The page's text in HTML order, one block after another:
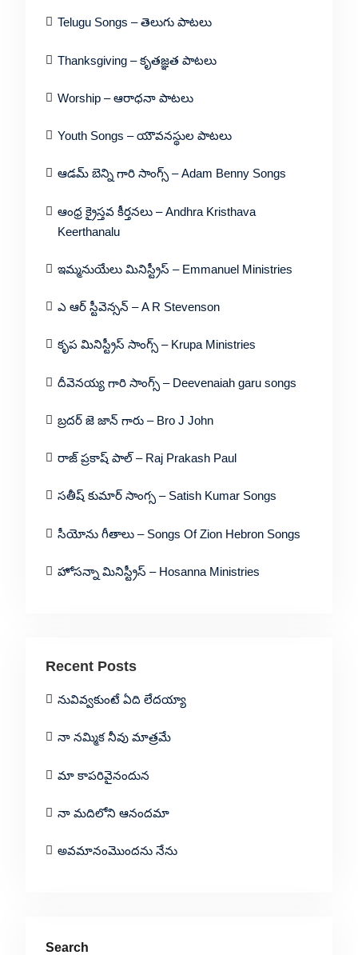
Telugu Songs – తెలుగు పాటలు
Thanksgiving – కృతజ్ఞత పాటలు
Worship – ఆరాధనా పాటలు
Youth Songs – యౌవనస్థుల పాటలు
ఆడమ్ బెన్ని గారి సాంగ్స్ – Adam Benny Songs
ఆంధ్ర క్రైస్తవ కీర్తనలు – Andhra Kristhava
Keerthanalu
ఇమ్మనుయేలు మినిస్ట్రీస్ – Emmanuel Ministries
ఎ ఆర్ స్టీవెన్సన్ – A R Stevenson
కృప మినిస్ట్రీస్ సాంగ్స్ – Krupa Ministries
దీవెనయ్య గారి సాంగ్స్ – Deevenaiah garu songs
బ్రదర్ జె జాన్ గారు – Bro J John
రాజ్ ప్రకాష్ పాల్ – Raj Prakash Paul
సతీష్ కుమార్ సాంగ్స – Satish Kumar Songs
సీయోను గీతాలు – Songs Of Zion Hebron Songs
హోసన్నా మినిస్ట్రీస్ – Hosanna Ministries
Recent Posts
నువివ్వకుంటే ఏది లేదయ్యా
నా నమ్మిక నీవు మాత్రమే
మా కాపరివైనందున
నా మదిలోని ఆనందమా
అవమానంమొందను నేను
Search